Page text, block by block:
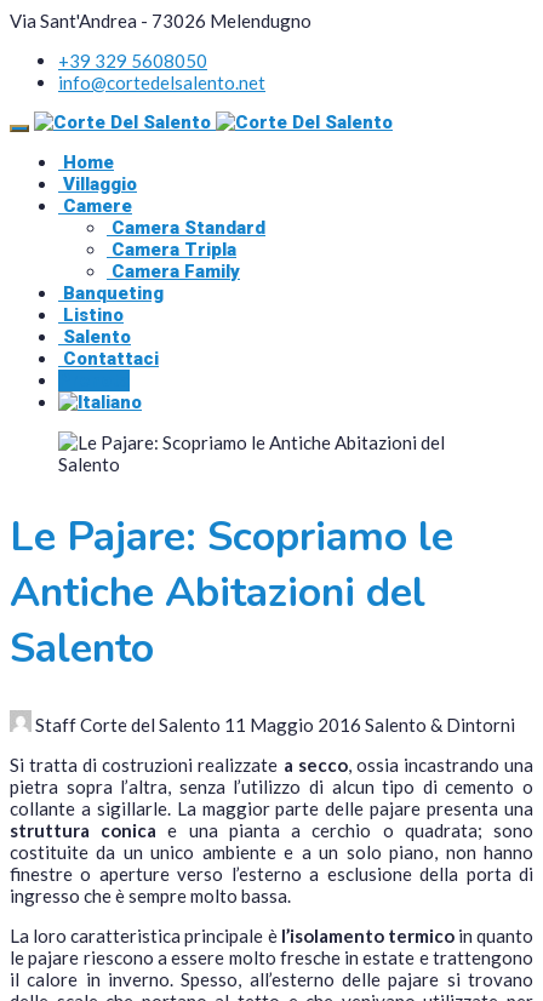
Via Sant'Andrea - 73026 Melendugno
+39 329 5608050
info@cortedelsalento.net
Home
Villaggio
Camere
Camera Standard
Camera Tripla
Camera Family
Banqueting
Listino
Salento
Contattaci
Le Pajare: Scopriamo le
Antiche Abitazioni del
Salento
Staff Corte del Salento 11 Maggio 2016 Salento & Dintorni
Si tratta di costruzioni realizzate a secco, ossia incastrando una
pietra sopra l’altra, senza l’utilizzo di alcun tipo di cemento o
collante a sigillarle. La maggior parte delle pajare presenta una
struttura conica e una pianta a cerchio o quadrata; sono
costituite da un unico ambiente e a un solo piano, non hanno
finestre o aperture verso l’esterno a esclusione della porta di
ingresso che è sempre molto bassa.
La loro caratteristica principale è l’isolamento termicoin quanto
le pajare riescono a essere molto fresche in estate e trattengono
il calore in inverno. Spesso, all’esterno delle pajare si trovano